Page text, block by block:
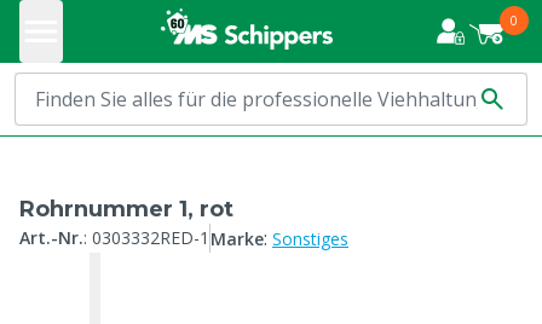
0
Rohrnummer 1, rot
Art.-Nr.: 0303332RED-1 Marke: Sonstiges